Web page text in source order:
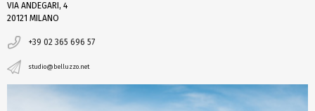
VIA ANDEGARI, 4
20121 MILANO
+39 02 365 696 57
studio@belluzzo.net